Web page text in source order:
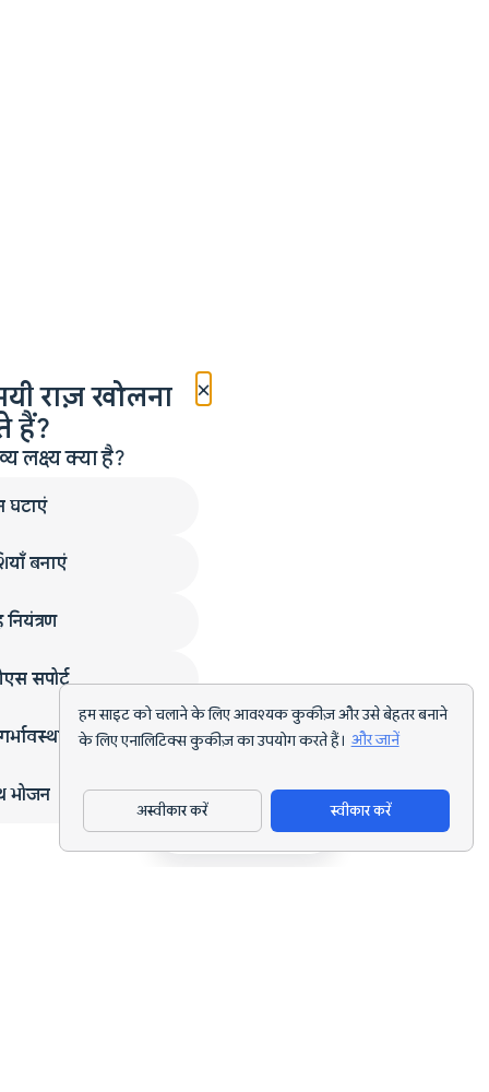
हम साइट को चलाने के लिए आवश्यक कुकीज़ और उसे बेहतर बनाने
के लिए एनालिटिक्स कुकीज़ का उपयोग करते हैं। और जानें
अस्वीकार करें स्वीकार करें
ऐप डाउनलोड करें
×
राज़ खोलना
हैं?
लक्ष्य क्या है?
घटाएं
बनाएं
सपोर्ट
भोजन